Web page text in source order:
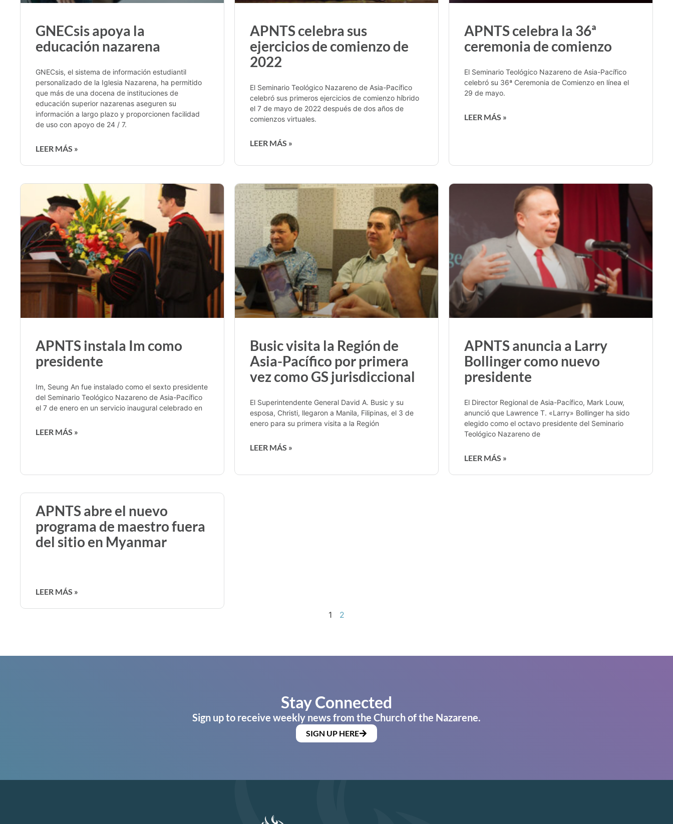
GNECsis apoya la
educación nazarena
GNECsis, el sistema de información estudiantil
personalizado de la Iglesia Nazarena, ha permitido
que más de una docena de instituciones de
educación superior nazarenas aseguren su
información a largo plazo y proporcionen facilidad
de uso con apoyo de 24 / 7.
LEER MÁS »
APNTS celebra sus
ejercicios de comienzo de
2022
El Seminario Teológico Nazareno de Asia-Pacífico
celebró sus primeros ejercicios de comienzo híbrido
el 7 de mayo de 2022 después de dos años de
comienzos virtuales.
LEER MÁS »
APNTS celebra la 36ª
ceremonia de comienzo
El Seminario Teológico Nazareno de Asia-Pacífico
celebró su 36ª Ceremonia de Comienzo en línea el
29 de mayo.
LEER MÁS »
APNTS instala Im como
presidente
Im, Seung An fue instalado como el sexto presidente
del Seminario Teológico Nazareno de Asia-Pacífico
el 7 de enero en un servicio inaugural celebrado en
LEER MÁS »
Busic visita la Región de
Asia-Pacífico por primera
vez como GS jurisdiccional
El Superintendente General David A. Busic y su
esposa, Christi, llegaron a Manila, Filipinas, el 3 de
enero para su primera visita a la Región
LEER MÁS »
APNTS anuncia a Larry
Bollinger como nuevo
presidente
El Director Regional de Asia-Pacífico, Mark Louw,
anunció que Lawrence T. «Larry» Bollinger ha sido
elegido como el octavo presidente del Seminario
Teológico Nazareno de
LEER MÁS »
APNTS abre el nuevo
programa de maestro fuera
del sitio en Myanmar
LEER MÁS »
1 2
Stay Connected
Sign up to receive weekly news from the Church of the Nazarene.
SIGN UP HERE